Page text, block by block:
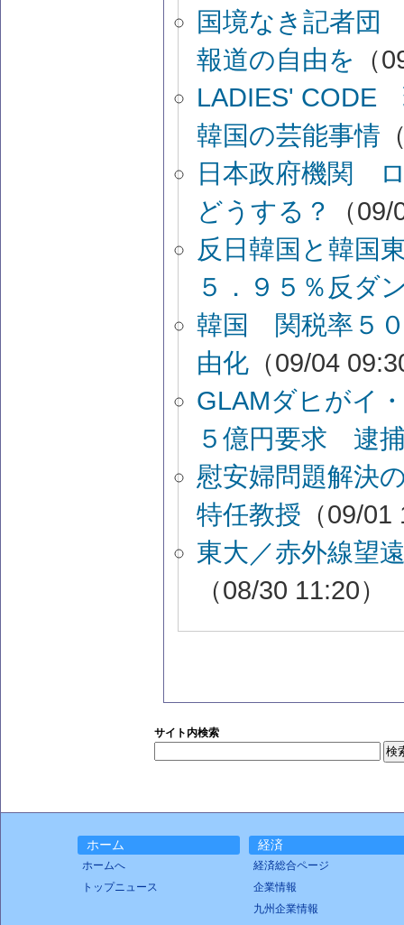
国境なき記者団
報道の自由を
（
LADIES'
韓国の芸能事情
日本政府機関
どうする？
（
反日韓国と韓国
５．９５％反ダ
韓国 関税率５
由化 （09/04
GLAMダヒがイ
５億円要求
慰安婦問題解決
特任教授 （09/
東大／赤外線望
（08/30 11:20）
サイト内検索
ホーム
ホームへ
トップニュース
経済
経済総合ページ
企業情報
九州企業情報